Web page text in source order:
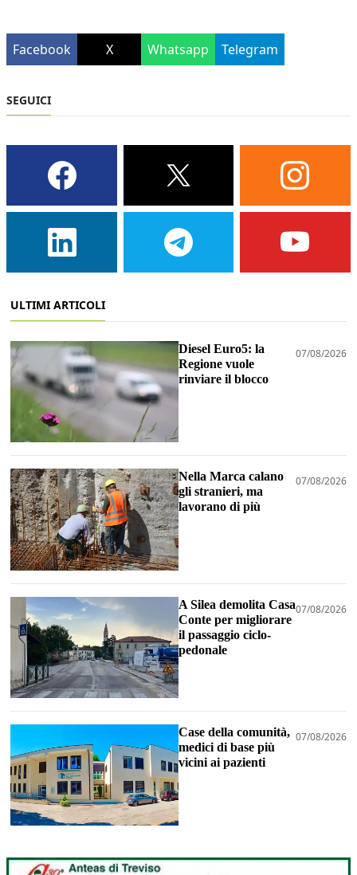
Facebook X Whatsapp Telegram
SEGUICI
ULTIMI ARTICOLI
Diesel Euro5: la
Regione vuole
rinviare il blocco
07/08/2026
Nella Marca calano
gli stranieri, ma
lavorano di più
07/08/2026
A Silea demolita Casa
Conte per migliorare
il passaggio ciclo-
pedonale
07/08/2026
Case della comunità,
medici di base più
vicini ai pazienti
07/08/2026